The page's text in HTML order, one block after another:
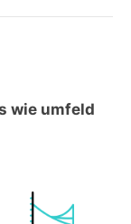
wie umfeld